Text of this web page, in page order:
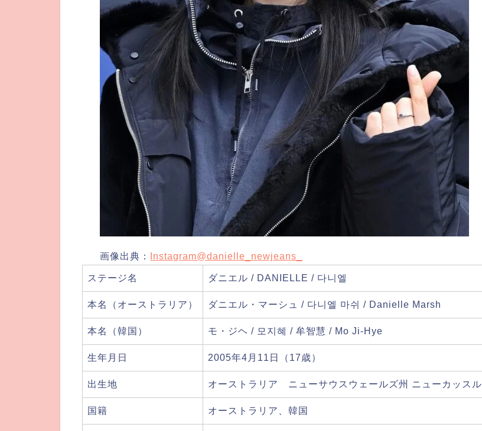
画像出典： Instagram@danielle_newjeans_
ステージ名 ダニエル / DANIELLE / 다니엘
本名（オーストラリア） ダニエル・マーシュ / 다니엘 마쉬 / Danielle Marsh
本名（韓国） モ・ジヘ / 모지혜 / 牟智慧 / Mo Ji-Hye
生年月日 2005年4月11日（17歳）
出生地 オーストラリア ニューサウスウェールズ州 ニューカッスル
国籍 オーストラリア、韓国